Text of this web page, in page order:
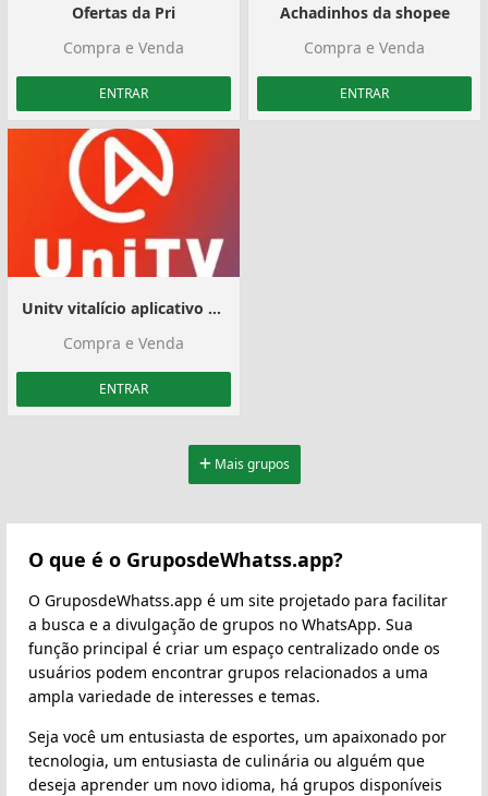
Ofertas da Pri
Compra e Venda
ENTRAR
Achadinhos da shopee
Compra e Venda
ENTRAR
Unitv vitalício aplicativo de canais
Compra e Venda
ENTRAR
Mais grupos
O que é o GruposdeWhatss.app?
O GruposdeWhatss.app é um site projetado para facilitar
a busca e a divulgação de grupos no WhatsApp. Sua
função principal é criar um espaço centralizado onde os
usuários podem encontrar grupos relacionados a uma
ampla variedade de interesses e temas.
Seja você um entusiasta de esportes, um apaixonado por
tecnologia, um entusiasta de culinária ou alguém que
deseja aprender um novo idioma, há grupos disponíveis